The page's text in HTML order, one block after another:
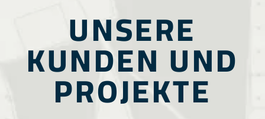
UNSERE
KUNDEN UND
PROJEKTE